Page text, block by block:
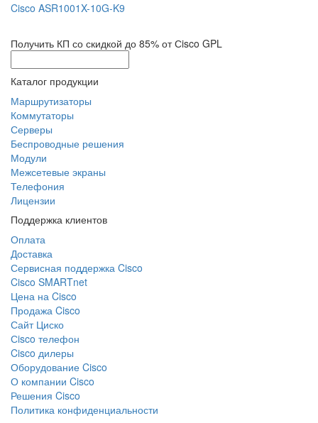
Cisco ASR1001X-10G-K9
Получить КП со скидкой до 85% от Сisco GPL
Каталог продукции
Маршрутизаторы
Коммутаторы
Серверы
Беспроводные решения
Модули
Межсетевые экраны
Телефония
Лицензии
Поддержка клиентов
Оплата
Доставка
Сервисная поддержка Cisco
Cisco SMARTnet
Цена на Cisco
Продажа Cisco
Сайт Циско
Сisco телефон
Cisco дилеры
Оборудование Cisco
О компании Cisco
Решения Cisco
Политика конфиденциальности